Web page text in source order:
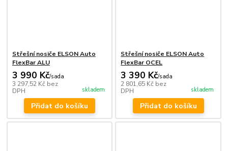
Střešní nosiče ELSON Auto
FlexBar ALU
3 990 Kč/sada
3 297,52 Kč bez
DPH
skladem
Přidat do košíku
Střešní nosiče ELSON Auto
FlexBar OCEL
3 390 Kč/sada
2 801,65 Kč bez
DPH
skladem
Přidat do košíku